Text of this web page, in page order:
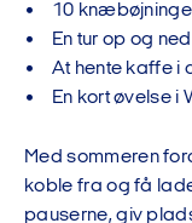
• 10
• En tur op og
• At hente kaffe i
• En kort øvelse i
Med sommeren
koble fra og få
pauserne, giv